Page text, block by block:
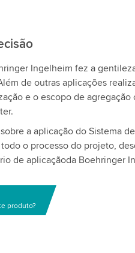
Ingelheim fez a
de outras aplicações
e o escopo de
a aplicação do Sistema
o processo do projeto,
de aplicaçãoda Boehringer
produto?